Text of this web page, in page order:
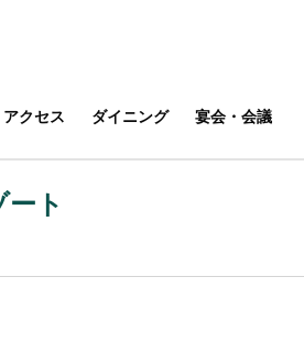
アクセス ダイニング 宴会・会議
ト